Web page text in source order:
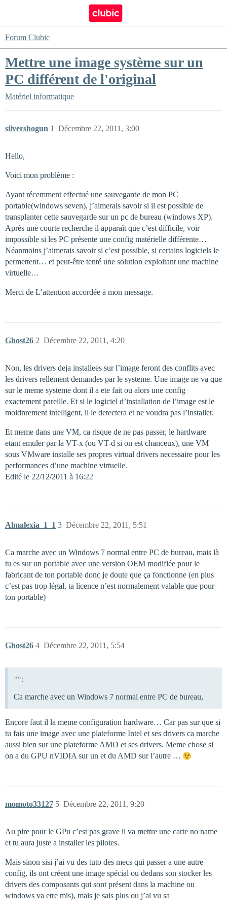
Forum Clubic
Mettre une image système sur un
PC différent de l'original
Matériel informatique
silvershogun Décembre 22, 2011, 3:00
1
Hello,
Voici mon problème :
Ayant récemment effectué une sauvegarde de mon PC
portable(windows seven), j’aimerais savoir si il est possible de
transplanter cette sauvegarde sur un pc de bureau (windows XP).
Après une courte recherche il apparaît que c’est difficile, voir
impossible si les PC présente une config matérielle différente…
Néanmoins j’aimerais savoir si c’est possible, si certains logiciels le
permettent… et peut-être tenté une solution exploitant une machine
virtuelle…
Merci de L’attention accordée à mon message.
Ghost26 Décembre 22, 2011, 4:20
2
Non, les drivers deja installees sur l’image feront des conflits avec
les drivers rellement demandes par le systeme. Une image ne va que
sur le meme systeme dont il a ete fait ou alors une config
exactement pareille. Et si le logiciel d’installation de l’image est le
moidnrement intelligent, il le detectera et ne voudra pas l’installer.
Et meme dans une VM, ca risque de ne pas passer, le hardware
etant emuler par la VT-x (ou VT-d si on est chanceux), une VM
sous VMware installe ses propres virtual drivers necessaire pour les
performances d’une machine virtuelle.
Edité le 22/12/2011 à 16:22
Almalexia_1_1 Décembre 22, 2011, 5:51
3
Ca marche avec un Windows 7 normal entre PC de bureau, mais là
tu es sur un portable avec une version OEM modifiée pour le
fabricant de ton portable donc je doute que ça fonctionne (en plus
c’est pas trop légal, ta licence n’est normalement valable que pour
ton portable)
Ghost26 Décembre 22, 2011, 5:54
4
"":
Ca marche avec un Windows 7 normal entre PC de bureau,
Encore faut il la meme configuration hardware… Car pas sur que si
tu fais une image avec une plateforme Intel et ses drivers ca marche
aussi bien sur une plateforme AMD et ses drivers. Meme chose si
on a du GPU nVIDIA sur un et du AMD sur l’autre …
momoto33127 Décembre 22, 2011, 9:20
5
Au pire pour le GPu c’est pas grave il va mettre une carte no name
et tu aura juste a installer les pilotes.
Mais sinon sisi j’ai vu des tuto des mecs qui passer a une autre
config, ils ont créent une image spécial ou dedans son stocker les
drivers des composants qui sont présent dans la machine ou
windows va etre mis), mais je sais plus ou j’ai vu sa